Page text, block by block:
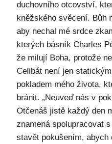
duchovního otcovství,
kněžského svěcení. Bůh
aby nechal mé srdce
kterých básník Charles
že milují Boha, protože
Celibát není jen
pokladem mého života,
bránit. „Neuveď nás v
Otčenáš jistě každý den
znamená spolupracovat
stavět pokušením,